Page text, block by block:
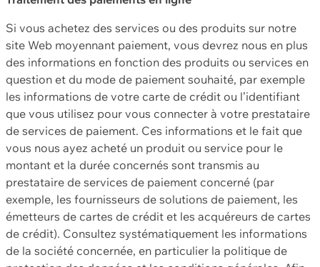
Si vous achetez des services ou des produits sur notre
site Web moyennant paiement, vous devrez nous en plus
des informations en fonction des produits ou services en
question et du mode de paiement souhaité, par exemple
les informations de votre carte de crédit ou l’identifiant
que vous utilisez pour vous connecter à votre prestataire
de services de paiement. Ces informations et le fait que
vous nous ayez acheté un produit ou service pour le
montant et la durée concernés sont transmis au
prestataire de services de paiement concerné (par
exemple, les fournisseurs de solutions de paiement, les
émetteurs de cartes de crédit et les acquéreurs de cartes
de crédit). Consultez systématiquement les informations
de la société concernée, en particulier la politique de